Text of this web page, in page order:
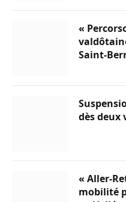
«
Saint-
dès deux
« Aller-
mobilité